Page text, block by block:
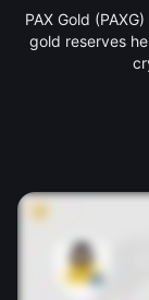
PAX Gold
gold reserves